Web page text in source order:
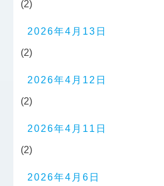
(2)
2026年4月13日
(2)
2026年4月12日
(2)
2026年4月11日
(2)
2026年4月6日